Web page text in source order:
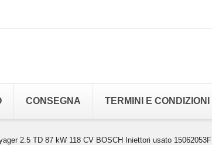
CONSEGNA TERMINI E CONDIZIONI
2.5 TD 87 kW 118 CV BOSCH Iniettori usato 15062053F